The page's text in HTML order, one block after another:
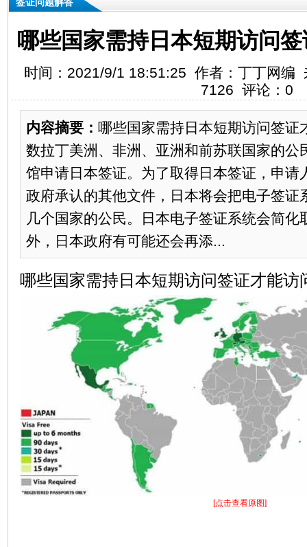
哪些国家需持日本短期访问
时间：2021/9/1 18:51:25 作者：丁丁网编
7126 评论：0
内容摘要： 哪些国家需持日本短期访问签
数拉丁美洲、非洲、亚洲和前苏联国家的公
馆申请日本签证。为了取得日本签证，申请
政府承认的其他文件，日本将会把电子签证
几个国家的公民。日本电子签证系统会简化
外，日本政府有可能还会再添...
哪些国家需持日本短期访问签证才能访
[点击查看原图]